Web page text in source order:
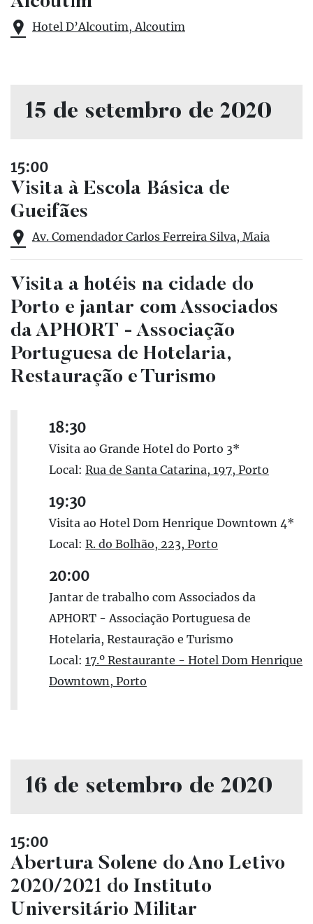
Hotel D’Alcoutim, Alcoutim
15 de setembro de 2020
15:00
Visita à Escola Básica de
Gueifães
Av. Comendador Carlos Ferreira Silva, Maia
Visita a hotéis na cidade do
Porto e jantar com Associados
da APHORT - Associação
Portuguesa de Hotelaria,
Restauração e Turismo
18:30
Visita ao Grande Hotel do Porto 3*
Local: Rua de Santa Catarina, 197, Porto
19:30
Visita ao Hotel Dom Henrique Downtown 4*
Local: R. do Bolhão, 223, Porto
20:00
Jantar de trabalho com Associados da
APHORT - Associação Portuguesa de
Hotelaria, Restauração e Turismo
Local: 17.º Restaurante - Hotel Dom Henrique
Downtown, Porto
16 de setembro de 2020
15:00
Abertura Solene do Ano Letivo
2020/2021 do Instituto
Universitário Militar